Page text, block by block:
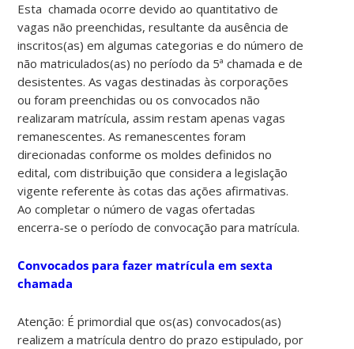
Esta chamada ocorre devido aoquantitativo de
vagas não preenchidas, resultante da ausência de
inscritos(as) em algumas categorias e do número de
não matriculados(as) no período da 5ª chamada e de
desistentes. As vagas destinadas às corporações
ou foram preenchidas ou os convocados não
realizaram matrícula, assim restam apenas vagas
remanescentes. As remanescentes foram
direcionadas conforme os moldes definidos no
edital, com distribuição que considera alegislação
vigente referente às cotas das ações afirmativas.
Ao completar o número de vagas ofertadas
encerra-se o período de convocação para matrícula.
Convocados para fazer matrícula em sexta
chamada
Atenção: Éprimordial que os(as) convocados(as)
realizem a matrículadentro do prazo estipulado, por